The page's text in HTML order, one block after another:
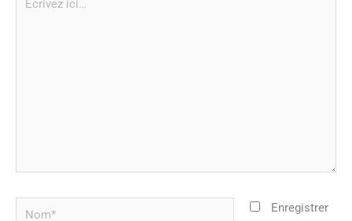
Nom*
Enregistrer